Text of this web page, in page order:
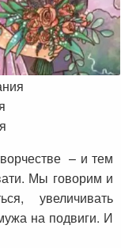
– и тем
Мы говорим и
увеличивать
на подвиги. И